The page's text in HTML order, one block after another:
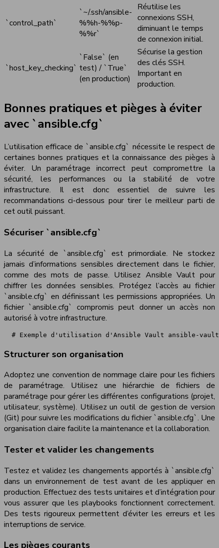
`control_path`
`~/.ssh/ansible-
%%h-%%p-
%%r`
Réutilise les
connexions SSH,
diminuant le temps
de connexion initial.
`host_key_checking`
`False` (en
test) / `True`
(en production)
Sécurise la gestion
des clés SSH.
Important en
production.
Bonnes pratiques et pièges à éviter
avec `ansible.cfg`
L’utilisation efficace de `ansible.cfg` nécessite le respect de
certaines bonnes pratiques et la connaissance des pièges à
éviter. Un paramétrage incorrect peut compromettre la
sécurité, les performances ou la stabilité de votre
infrastructure. Il est donc essentiel de suivre les
recommandations ci-dessous pour tirer le meilleur parti de
cet outil puissant.
Sécuriser `ansible.cfg`
La sécurité de `ansible.cfg` est primordiale. Ne stockez
jamais d’informations sensibles directement dans le fichier,
comme des mots de passe. Utilisez Ansible Vault pour
chiffrer les données sensibles. Protégez l’accès au fichier
`ansible.cfg` en définissant les permissions appropriées. Un
fichier `ansible.cfg` compromis peut donner un accès non
autorisé à votre infrastructure.
# Exemple d'utilisation d'Ansible Vault ansible-vault
Structurer son organisation
Adoptez une convention de nommage claire pour les fichiers
de paramétrage. Utilisez une hiérarchie de fichiers de
paramétrage pour gérer les différentes configurations (projet,
utilisateur, système). Utilisez un outil de gestion de version
(Git) pour suivre les modifications du fichier `ansible.cfg`. Une
organisation claire facilite la maintenance et la collaboration.
Tester et valider les changements
Testez et validez les changements apportés à `ansible.cfg`
dans un environnement de test avant de les appliquer en
production. Effectuez des tests unitaires et d’intégration pour
vous assurer que les playbooks fonctionnent correctement.
Des tests rigoureux permettent d’éviter les erreurs et les
interruptions de service.
Les pièges courants